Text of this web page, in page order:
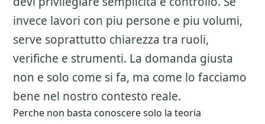
invece lavori con piu persone e piu volumi,
serve soprattutto chiarezza tra ruoli,
verifiche e strumenti. La domanda giusta
non e solo come si fa, ma come lo facciamo
bene nel nostro contesto reale.
Perche non basta conoscere solo la teoria